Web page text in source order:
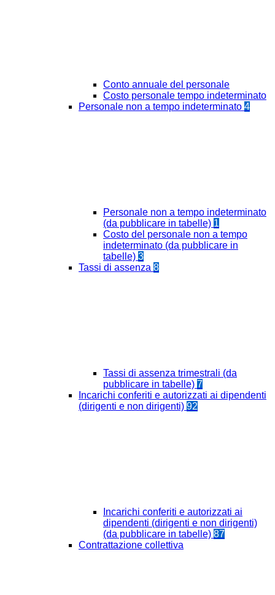
Conto annuale del personale
Costo personale tempo indeterminato
Personale non a tempo indeterminato 4
Personale non a tempo indeterminato
(da pubblicare in tabelle) 1
Costo del personale non a tempo
indeterminato (da pubblicare in
tabelle) 3
Tassi di assenza 8
Tassi di assenza trimestrali (da
pubblicare in tabelle) 7
Incarichi conferiti e autorizzati ai dipendenti
(dirigenti e non dirigenti) 92
Incarichi conferiti e autorizzati ai
dipendenti (dirigenti e non dirigenti)
(da pubblicare in tabelle) 87
Contrattazione collettiva